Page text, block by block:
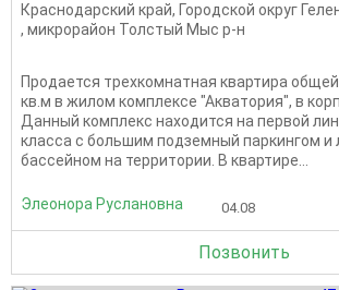
Краснодарский край, Городской округ
, микрорайон Толстый Мыс р-н
Продается трехкомнатная квартира
кв.м в жилом комплексе "Акватория", в
Данный комплекс находится на первой
класса с большим подземный паркингом и
бассейном на территории. В квартире...
Элеонора Руслановна 04.08
Позвонить